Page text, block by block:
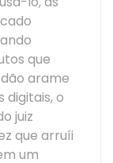
que
arame
o
juiz
que arruíi
um